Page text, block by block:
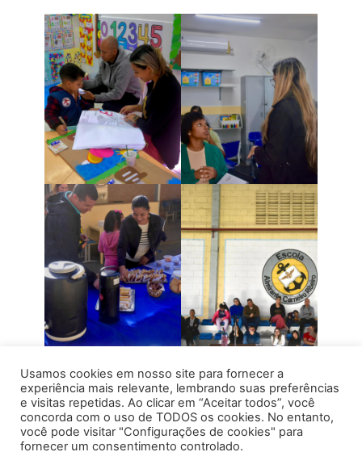
Usamos cookies em nosso site para fornecer a
experiência mais relevante, lembrando suas preferências
e visitas repetidas. Ao clicar em “Aceitar todos”, você
concorda com o uso de TODOS os cookies. No entanto,
você pode visitar "Configurações de cookies" para
fornecer um consentimento controlado.